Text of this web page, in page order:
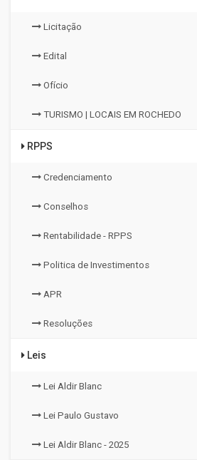
Licitação
Edital
Ofício
TURISMO | LOCAIS EM ROCHEDO
RPPS
Credenciamento
Conselhos
Rentabilidade - RPPS
Politica de Investimentos
APR
Resoluções
Leis
Lei Aldir Blanc
Lei Paulo Gustavo
Lei Aldir Blanc - 2025